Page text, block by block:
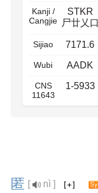
Kanji /
Cangjie
STKR
尸廿乂口
Sijiao 7171.6
Wubi AADK
CNS
11643
1-5933
匿 [
nì ]